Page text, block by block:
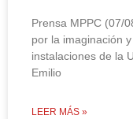
Prensa MPPC (07/
por la imaginación
instalaciones de la
Emilio
LEER MÁS »